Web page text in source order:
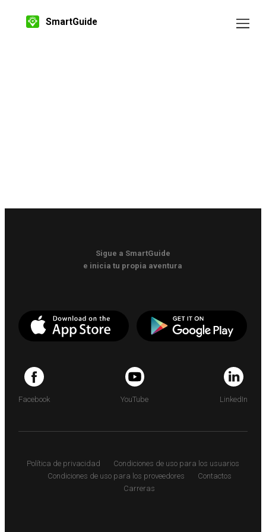
SmartGuide
Sigue a SmartGuide
e inicia tu propia aventura
Facebook YouTube LinkedIn
Política de privacidad
Condiciones de uso para los usuarios
Condiciones de uso para los proveedores
Contactos
Carreras